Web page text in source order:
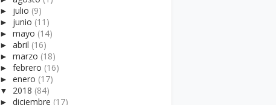
► julio (9)
► junio (11)
►mayo (14)
►abril (16)
►marzo (18)
►febrero (16)
►enero (17)
▼
2018 (84)
►diciembre (17)